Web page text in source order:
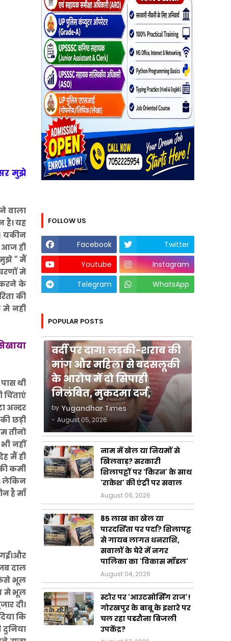
मुझे
वाला
है। यह
यकीन
आज ही
मुझे " मैं
मे
करने के
की
मे नही
थी
अन्दर
छड़ी
तीनो
नहीं
मैं ही
कमी
लेकिन
है माँ
दाल
कैसे भूल
मे भूल
दी।
कि
FOLLOW US
Facebook
Twitter
Youtube
Instagram
Telegram
WhatsApp
POPULAR POSTS
वर्दी पर दाग! लड़की-शराब की
मांग और महिला से बदसलूकी
के आरोप में दो सिपाही
निलंबित, मुकदमा दर्ज,
by Yugandhar Times
- August 05, 2026
नाम में खेल या नियमों से
खिलवाड़? सरकारी
शिलापट्टों पर 'किरन' के साथ
'राकेश' की एंट्री पर सवाल
August 06, 2026
85 लाख का खेल या
पारदर्शिता पर पर्दा? शिलापट्ट
से गायब लागत धनराशि,
सवालों के घेरे में नगर
पालिका का 'विकास मॉडल'
August 04, 2026
स्टोर पर 'आउटसोर्सिंग राज'!
गोरखपुर के बाबू के इशारे पर
चल रहा पडरौना बिजली
उपकेंद्र?